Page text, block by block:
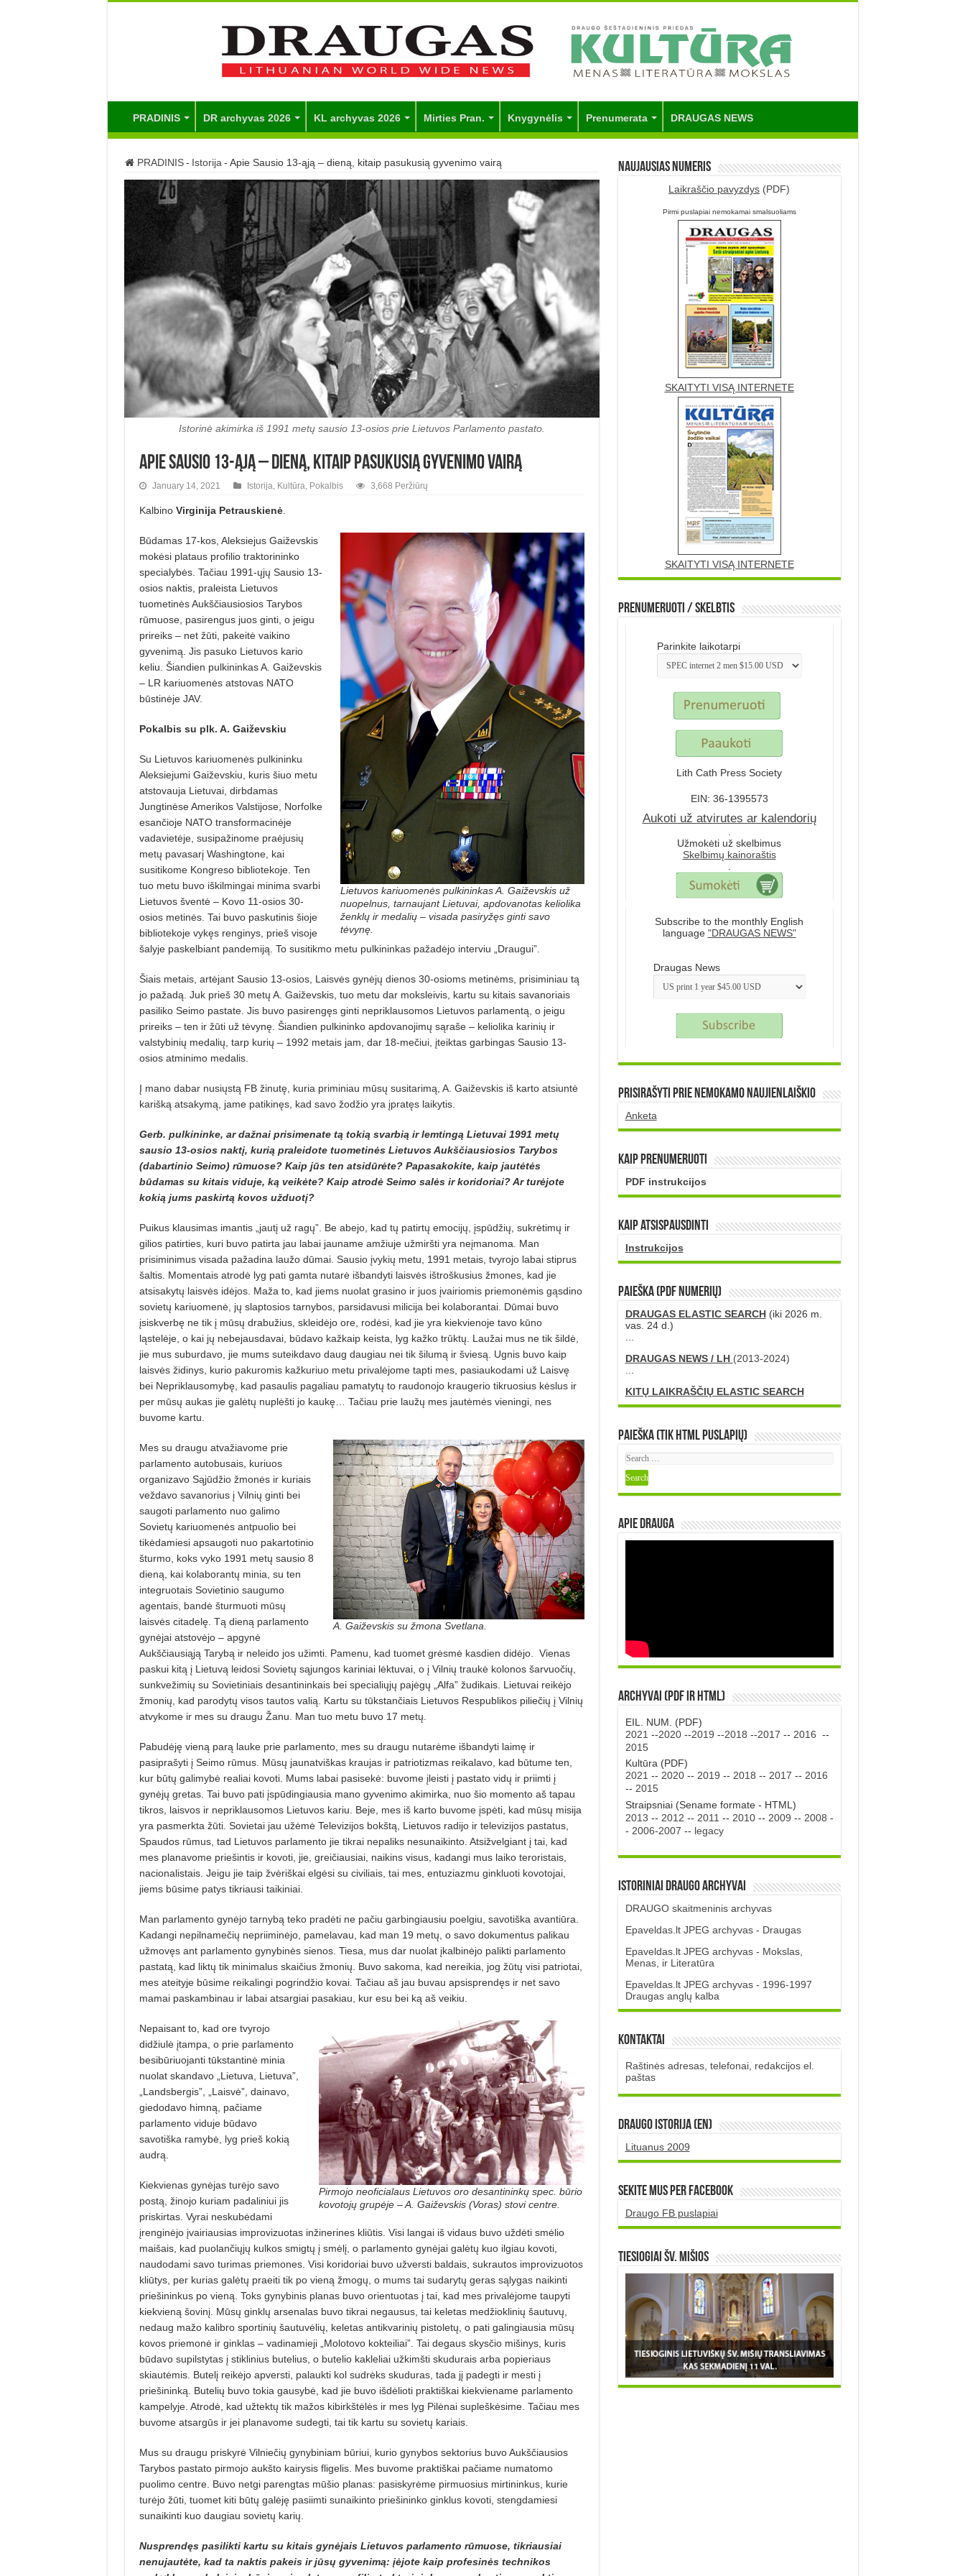
PRADINIS DR archyvas 2026 KL archyvas 2026 Mirties Pran. Knygynėlis Prenumerata DRAUGAS NEWS
PRADINIS - Istorija - Apie Sausio 13-ąją – dieną, kitaip pasukusią gyvenimo vairą
Istorinė akimirka iš 1991 metų sausio 13-osios prie Lietuvos Parlamento pastato.
Apie Sausio 13-ąją – dieną, kitaip pasukusią gyvenimo vairą
January 14, 2021 Istorija Kultūra Pokalbis 3,668 Peržiūrų
Kalbino Virginija Petrauskienė.
Lietuvos kariuomenės pulkininkas A. Gaiževskis už
nuopelnus, tarnaujant Lietuvai, apdovanotas keliolika
ženklų ir medalių – visada pasiryžęs ginti savo
tėvynę.
Būdamas 17-kos, Aleksiejus Gaiževskis
mokėsi plataus profilio traktorininko
specialybės. Tačiau 1991-ųjų Sausio 13-
osios naktis, praleista Lietuvos
tuometinės Aukščiausiosios Tarybos
rūmuose, pasirengus juos ginti, o jeigu
prireiks – net žūti, pakeitė vaikino
gyvenimą. Jis pasuko Lietuvos kario
keliu. Šiandien pulkininkas A. Gaiževskis
– LR kariuomenės atstovas NATO
būstinėje JAV.
Pokalbis su plk. A. Gaiževskiu
Su Lietuvos kariuomenės pulkininku
Aleksiejumi Gaiževskiu, kuris šiuo metu
atstovauja Lietuvai, dirbdamas
Jungtinėse Amerikos Valstijose, Norfolke
esančioje NATO transformacinėje
vadavietėje, susipažinome praėjusių
metų pavasarį Washingtone, kai
susitikome Kongreso bibliotekoje. Ten
tuo metu buvo iškilmingai minima svarbi
Lietuvos šventė – Kovo 11-osios 30-
osios metinės. Tai buvo paskutinis šioje
bibliotekoje vykęs renginys, prieš visoje
šalyje paskelbiant pandemiją. To susitikmo metu pulkininkas pažadėjo interviu „Draugui”.
Šiais metais, artėjant Sausio 13-osios, Laisvės gynėjų dienos 30-osioms metinėms, prisiminiau tą
jo pažadą. Juk prieš 30 metų A. Gaiževskis, tuo metu dar moksleivis, kartu su kitais savanoriais
pasiliko Seimo pastate. Jis buvo pasirengęs ginti nepriklausomos Lietuvos parlamentą, o jeigu
prireiks – ten ir žūti už tėvynę. Šiandien pulkininko apdovanojimų sąraše – keliolika karinių ir
valstybinių medalių, tarp kurių – 1992 metais jam, dar 18-mečiui, įteiktas garbingas Sausio 13-
osios atminimo medalis.
Į mano dabar nusiųstą FB žinutę, kuria priminiau mūsų susitarimą, A. Gaiževskis iš karto atsiuntė
karišką atsakymą, jame patikinęs, kad savo žodžio yra įpratęs laikytis.
Gerb. pulkininke, ar dažnai prisimenate tą tokią svarbią ir lemtingą Lietuvai 1991 metų
sausio 13-osios naktį, kurią praleidote tuometinės Lietuvos Aukščiausiosios Tarybos
(dabartinio Seimo) rūmuo­se? Kaip jūs ten atsidūrėte? Papasakokite, kaip jautėtės
būdamas su kitais viduje, ką veikėte? Kaip atrodė Seimo salės ir koridoriai? Ar turėjote
kokią jums paskirtą kovos užduotį?
Puikus klausimas imantis „jautį už ragų”. Be abejo, kad tų patirtų emocijų, įspūdžių, sukrėtimų ir
gilios patirties, kuri buvo patirta jau labai jauname amžiuje užmiršti yra neįmanoma. Man
prisiminimus visada pažadina laužo dūmai. Sausio įvykių metu, 1991 metais, tvyrojo labai stiprus
šaltis. Momentais atrodė lyg pati gamta nutarė išbandyti laisvės ištroškusius žmones, kad jie
atsisakytų laisvės idėjos. Maža to, kad jiems nuolat grasino ir juos įvairiomis priemonėmis gąsdino
sovietų kariuomenė, jų slaptosios tarnybos, parsidavusi milicija bei kolaborantai. Dūmai buvo
įsiskverbę ne tik į mūsų drabužius, skleidėjo ore, rodėsi, kad jie yra kiekvienoje tavo kūno
ląstelėje, o kai jų nebejausdavai, būdavo kažkaip keista, lyg kažko trūktų. Laužai mus ne tik šildė,
jie mus suburdavo, jie mums suteikdavo daug daugiau nei tik šilumą ir šviesą. Ugnis buvo kaip
laisvės židinys, kurio pakuromis kažkuriuo metu privalėjome tapti mes, pasiaukodami už Laisvę
bei Nepriklausomybę, kad pasaulis pagaliau pamatytų to raudonojo kraugerio tikruosius kėslus ir
per mūsų aukas jie galėtų nuplėšti jo kaukę… Tačiau prie laužų mes jautėmės vieningi, nes
buvome kartu.
A. Gaiževskis su žmona Svetlana.
Mes su draugu atvažiavome prie
parlamento autobusais, kuriuos
organizavo Sąjūdžio žmonės ir kuriais
veždavo savanorius į Vilnių ginti bei
saugoti parlamento nuo galimo
Sovietų kariuomenės antpuolio bei
tikėdamiesi apsaugoti nuo pakartotinio
šturmo, koks vyko 1991 metų sausio 8
dieną, kai kolaborantų minia, su ten
integruotais Sovietinio saugumo
agentais, bandė šturmuoti mūsų
laisvės citadelę. Tą dieną parlamento
gynėjai atstovėjo – apgynė
Aukščiausiąją Tarybą ir neleido jos užimti. Pamenu, kad tuomet grėsmė kasdien didėjo.
Vienas
paskui kitą į Lietuvą leidosi Sovietų sąjungos kariniai lėktuvai, o į Vilnių traukė kolonos šarvuočių,
sunkvežimių su Sovietiniais desantininkais bei specialiųjų pajėgų „Alfa” žudikais. Lietuvai reikėjo
žmonių, kad parodytų visos tautos valią. Kartu su tūkstančiais Lietuvos Respublikos piliečių į Vilnių
atvykome ir mes su draugu Žanu. Man tuo metu buvo 17 metų.
Pabudėję vieną parą lauke prie parlamento, mes su draugu nutarėme išbandyti laimę ir
pasiprašyti į Seimo rūmus. Mūsų jaunatviškas kraujas ir patriotizmas reikalavo, kad būtume ten,
kur būtų galimybė realiai kovoti. Mums labai pasisekė: buvome įleisti į pastato vidų ir priimti į
gynėjų gretas. Tai buvo pati įspūdingiausia mano gyvenimo akimirka, nuo šio momento aš tapau
tikros, laisvos ir nepriklausomos Lietuvos kariu. Beje, mes iš karto buvome įspėti, kad mūsų misija
yra pasmerkta žūti. Sovietai jau užėmė Televizijos bokštą, Lietuvos radijo ir televizijos pastatus,
Spaudos rūmus, tad Lietuvos parlamento jie tikrai nepaliks nesunaikinto. Atsižvelgiant į tai, kad
mes planavome priešintis ir kovoti, jie, greičiausiai, naikins visus, kadangi mus laiko teroristais,
nacionalistais. Jeigu jie taip žvėriškai elgėsi su civiliais, tai mes, entuziazmu ginkluoti kovotojai,
jiems būsime patys tikriausi taikiniai.
Man parlamento gynėjo tarnybą teko pradėti ne pačiu garbingiausiu poelgiu, savotiška avantiūra.
Kadangi nepilnamečių nepriiminėjo, pamelavau, kad man 19 metų, o savo dokumentus palikau
užmovęs ant parlamento gynybinės sienos. Tiesa, mus dar nuolat įkalbinėjo palikti parlamento
pastatą, kad liktų tik minimalus skaičius žmonių. Buvo sakoma, kad nereikia, jog žūtų visi patriotai,
mes ateityje būsime reikalingi pogrindžio kovai. Tačiau aš jau buvau apsisprendęs ir net savo
mamai paskambinau ir labai atsargiai pasakiau, kur esu bei ką aš veikiu.
Pirmojo neoficialaus Lietuvos oro desantininkų spec. būrio
kovotojų grupėje – A. Gaiževskis (Voras) stovi centre.
Nepaisant to, kad ore tvyrojo
didžiulė įtampa, o prie parlamento
besibūriuojanti tūkstantinė minia
nuolat skandavo „Lietuva, Lietuva”,
„Landsbergis”, „Laisvė”, dainavo,
giedodavo himną, pačiame
parlamento viduje būdavo
savotiška ramybė, lyg prieš kokią
audrą.
Kiekvienas gynėjas turėjo savo
postą, žinojo kuriam padaliniui jis
priskirtas. Vyrai neskubėdami
įrenginėjo įvairiausias improvizuotas inžinerines kliūtis. Visi langai iš vidaus buvo uždėti smėlio
maišais, kad puolančiųjų kulkos smigtų į smėlį, o parlamento gynėjai galėtų kuo ilgiau kovoti,
naudodami savo turimas priemones. Visi koridoriai buvo užversti baldais, sukrautos improvizuotos
kliūtys, per kurias galėtų praeiti tik po vieną žmogų, o mums tai sudarytų geras sąlygas naikinti
priešininkus po vieną. Toks gynybinis planas buvo orientuotas į tai, kad mes privalėjome taupyti
kiekvieną šovinį. Mūsų ginklų arsenalas buvo tikrai negausus, tai keletas medžioklinių šautuvų,
nedaug mažo kalibro sportinių šautuvėlių, keletas antikvarinių pistoletų, o pati galingiausia mūsų
kovos priemonė ir ginklas – vadinamieji „Molotovo kokteiliai”. Tai degaus skysčio mišinys, kuris
būdavo supilstytas į stiklinius butelius, o butelio kakleliai užkimšti skudurais arba popieriaus
skiautėmis. Butelį reikėjo apversti, palaukti kol sudrėks skuduras, tada jį padegti ir mesti į
priešininką. Butelių buvo tokia gausybė, kad jie buvo išdėlioti praktiškai kiekviename parlamento
kampelyje. Atrodė, kad užtektų tik mažos kibirkštėlės ir mes lyg Pilėnai supleškėsime. Tačiau mes
buvome atsargūs ir jei planavome sudegti, tai tik kartu su sovietų kariais.
Mus su draugu priskyrė Vilniečių gynybiniam būriui, kurio gynybos sektorius buvo Aukščiausios
Tarybos pastato pirmojo aukšto kairysis fligelis. Mes buvome praktiškai pačiame numatomo
puolimo centre. Buvo netgi parengtas mūšio planas: pasiskyrėme pirmuosius mirtininkus, kurie
turėjo žūti, tuomet kiti būtų galėję pasiimti sunaikinto priešininko ginklus kovoti, stengdamiesi
sunaikinti kuo daugiau sovietų karių.
Nusprendęs pasilikti kartu su kitais gynėjais Lietuvos parlamento rūmuose, tikriausiai
nenujautėte, kad ta naktis pakeis ir jūsų gyvenimą: įėjote kaip profesinės technikos
Naujausias numeris
Laikraščio pavyzdys (PDF)
Pirmi puslapiai nemokamai smalsuoliams
SKAITYTI VISĄ INTERNETE
SKAITYTI VISĄ INTERNETE
Prenumeruoti / Skelbtis
Parinkite laikotarpi
Lith Cath Press Society
EIN: 36-1395573
Aukoti už atvirutes ar kalendorių
.
Užmokėti už skelbimus
Skelbimų kainoraštis
.
Subscribe to the monthly English
language "DRAUGAS NEWS"
Draugas News
Prisirašyti prie nemokamo naujienlaiškio
Anketa
Kaip prenumeruoti
PDF instrukcijos
Kaip atsispausdinti
Instrukcijos
PAIEŠKA (PDF numerių)
DRAUGAS ELASTIC SEARCH(iki 2026 m.
vas. 24 d.)
...
DRAUGAS NEWS / LH (2013-2024)
...
KITŲ LAIKRAŠČIŲ ELASTIC SEARCH
Paieška (tik HTML puslapių)
Apie DRAUGA
Archyvai (PDF ir HTML)
EIL. NUM. (PDF)
2021 --2020--2019 --2018 --2017 -- 2016 --
2015
Kultūra (PDF)
2021 -- 2020-- 2019 -- 2018 -- 2017 -- 2016
-- 2015
Straipsniai (Sename formate - HTML)
2013 -- 2012 -- 2011 -- 2010-- 2009 -- 2008 -
- 2006-2007 -- legacy
Istoriniai DRAUGO Archyvai
DRAUGO skaitmeninis archyvas
Epaveldas.lt JPEG archyvas - Draugas
Epaveldas.lt JPEG archyvas - Mokslas,
Menas, ir Literatūra
Epaveldas.lt JPEG archyvas - 1996-1997
Draugas anglų kalba
Kontaktai
Raštinės adresas, telefonai, redakcijos el.
paštas
DRAUGO istorija (EN)
Lituanus 2009
Sekite mus per Facebook
Draugo FB puslapiai
TIESIOGIAI šv. MIŠIOS